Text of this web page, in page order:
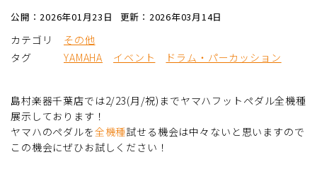
公開：2026年01月23日 更新：2026年03月14日
カテゴリ
その他
タグ
YAMAHA イベント ドラム・パーカッション
島村楽器千葉店では2/23(月/祝)までヤマハフットペダル全機種
展示しております！
ヤマハのペダルを全機種試せる機会は中々ないと思いますので
この機会にぜひお試しください！